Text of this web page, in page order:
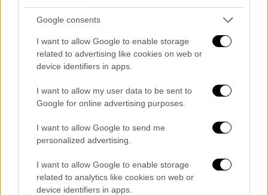
Google consents
I want to allow Google to enable storage
related to advertising like cookies on web or
device identifiers in apps.
I want to allow my user data to be sent to
Google for online advertising purposes.
I want to allow Google to send me
personalized advertising.
I want to allow Google to enable storage
related to analytics like cookies on web or
device identifiers in apps.
Ελλάδα|19.06.2020 23:13
Κορονοϊός: Πότε οι οδηγοί λεωφορείων
μπορούν να μην φορούν μάσκα - Οι
αλλαγές
Εξακολουθεί να ισχύσει η υποχρέωση
χρήσης μάσκας από τους επιβάτες
ΑΛΛΑ #TAGS
ειδήσεις τώρα
οδηγός
ΟΣΥ